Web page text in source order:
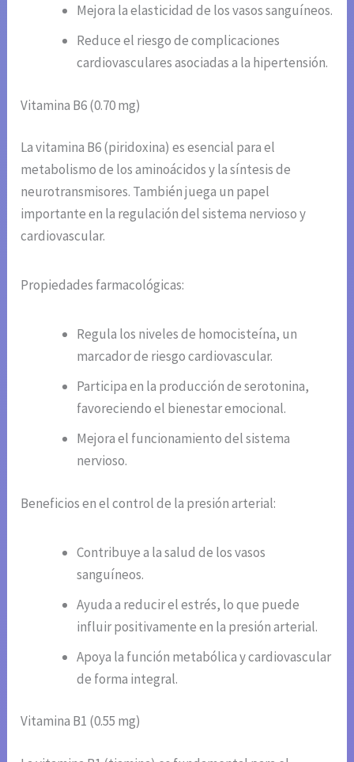
Mejora la elasticidad de los vasos sanguíneos.
Reduce el riesgo de complicaciones
cardiovasculares asociadas a la hipertensión.
Vitamina B6 (0.70 mg)
La vitamina B6 (piridoxina) es esencial para el
metabolismo de los aminoácidos y la síntesis de
neurotransmisores. También juega un papel
importante en la regulación del sistema nervioso y
cardiovascular.
Propiedades farmacológicas:
Regula los niveles de homocisteína, un
marcador de riesgo cardiovascular.
Participa en la producción de serotonina,
favoreciendo el bienestar emocional.
Mejora el funcionamiento del sistema
nervioso.
Beneficios en el control de la presión arterial:
Contribuye a la salud de los vasos
sanguíneos.
Ayuda a reducir el estrés, lo que puede
influir positivamente en la presión arterial.
Apoya la función metabólica y cardiovascular
de forma integral.
Vitamina B1 (0.55 mg)